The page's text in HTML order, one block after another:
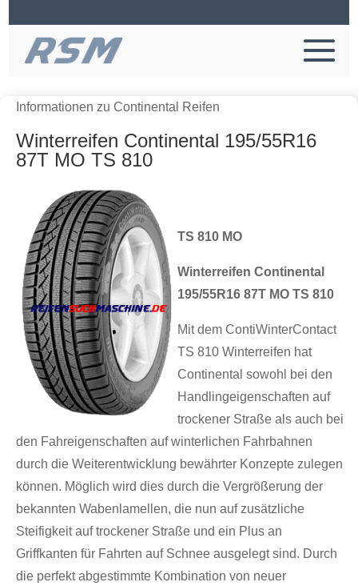
Informationen zu Continental Reifen
Winterreifen Continental 195/55R16
87T MO TS 810
TS 810 MO
Winterreifen Continental
195/55R16 87T MO TS 810
Mit dem ContiWinterContact
TS 810 Winterreifen hat
Continental sowohl bei den
Handlingeigenschaften auf
trockener Straße als auch bei
den Fahreigenschaften auf winterlichen Fahrbahnen
durch die Weiterentwicklung bewährter Konzepte zulegen
können. Möglich wird dies durch die Vergrößerung der
bekannten Wabenlamellen, die nun auf zusätzliche
Steifigkeit auf trockener Straße und ein Plus an
Griffkanten für Fahrten auf Schnee ausgelegt sind. Durch
die perfekt abgestimmte Kombination von neuer